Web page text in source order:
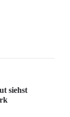
siehst